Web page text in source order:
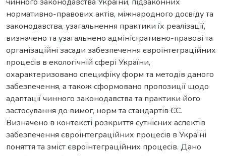
нормативно-правових актів, міжнародного досвіду та
законодавства, узагальнення практики їх реалізації,
визначено та узагальнено адміністративно-правові та
організаційні засади забезпечення євроінтеграційних
процесів в екологічній сфері України,
охарактеризовано специфіку форм та методів даного
забезпечення, а також сформовано пропозиції щодо
адаптації чинного законодавства та практики його
застосування до вимог, норм та стандартів ЄС.
Визначено в контексті розкриття сутнісних аспектів
забезпечення євроінтеграційних процесів в Україні
поняття та зміст євроінтеграційних процесів. Дано